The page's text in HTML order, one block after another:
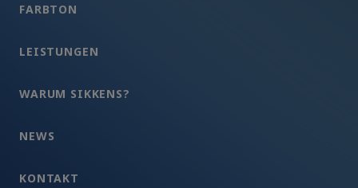
FARBTON
LEISTUNGEN
WARUM SIKKENS?
NEWS
KONTAKT